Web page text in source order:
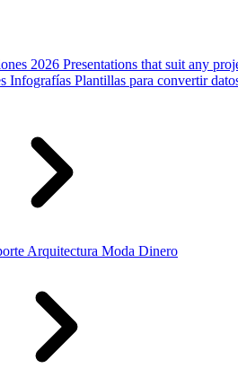
2026 Presentations that suit any
Infografías Plantillas para convertir
Arquitectura Moda Dinero